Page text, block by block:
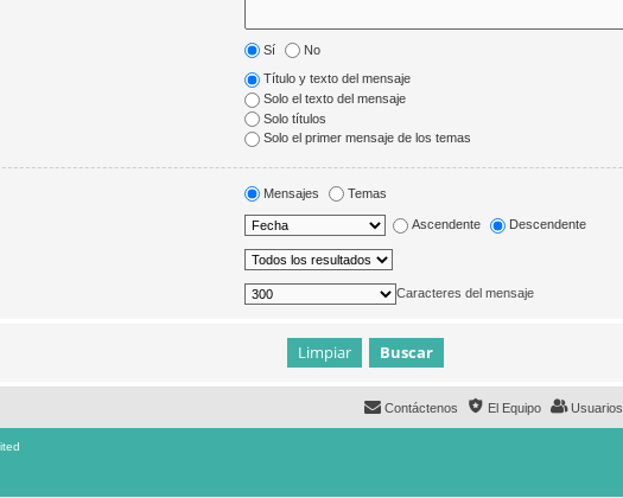
Sí No
Título y texto del mensaje
Solo el texto del mensaje
Solo títulos
Solo el primer mensaje de los temas
Mensajes Temas
Ascendente Descendente
Caracteres del mensaje
Usuarios
El Equipo
Contáctenos